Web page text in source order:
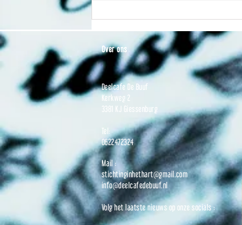
Openingstijden zomervakantie '26
Over ons
Deelcafe De Buuf
Kerkweg 2
3381 KJ Giessenburg
Tel:
0622472324
Mail :
stichtinginhethart@gmail.com
info@deelcafedebuuf.nl
Volg het laatste nieuws op onze socials :